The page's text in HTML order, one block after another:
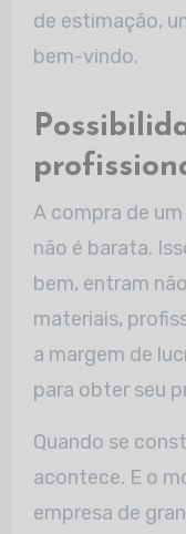
de estimação,
bem-vindo.
A compra de
não é barata.
bem, entram
materiais,
a margem de
para obter seu
Quando se
acontece. E o
empresa de